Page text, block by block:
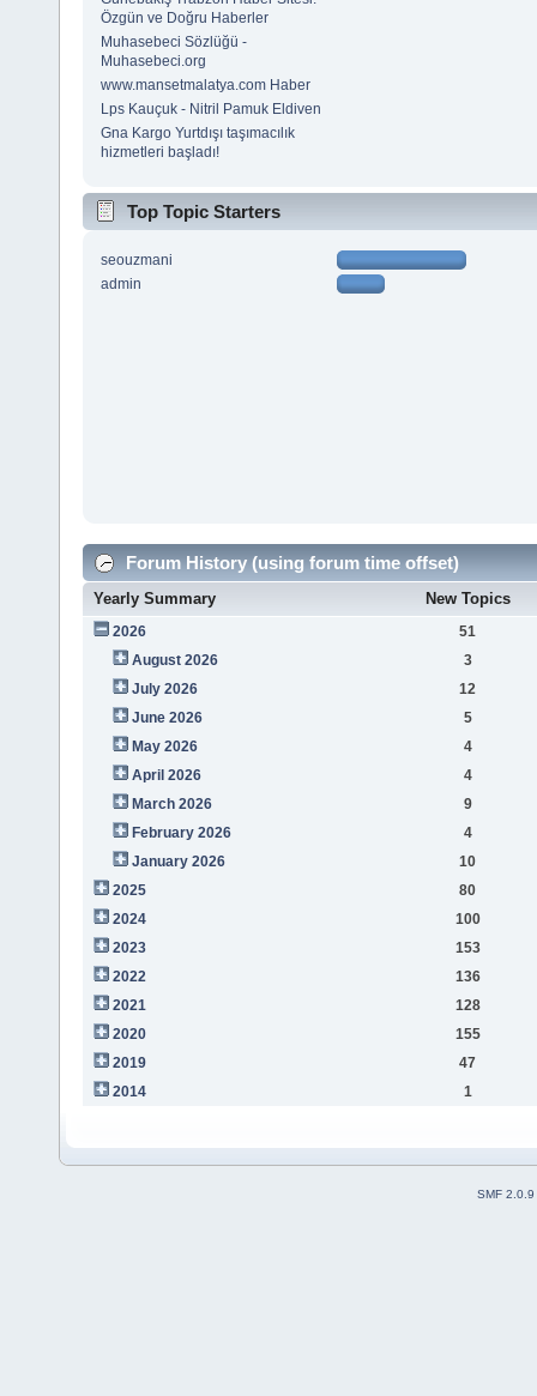
Özgün ve Doğru Haberler
Muhasebeci Sözlüğü -
Muhasebeci.org
www.mansetmalatya.com Haber
Lps Kauçuk - Nitril Pamuk Eldiven
Gna Kargo Yurtdışı taşımacılık
hizmetleri başladı!
Top Topic Starters
seouzmani
admin
Forum History (using forum time offset)
Yearly Summary New Topics
2026
51
August 2026
3
July 2026
12
June 2026
5
May 2026
4
April 2026
4
March 2026
9
February 2026
4
January 2026
10
2025
80
2024
100
2023
153
2022
136
2021
128
2020
155
2019
47
2014
1
SMF 2.0.9